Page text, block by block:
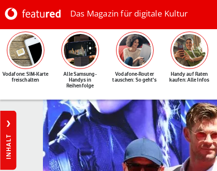
Das Magazin für digitale Kultur
Vodafone: SIM-Karte
freischalten
Alle Samsung-
Handys in
Reihenfolge
Vodafone-Router
tauschen: So geht's
Handy auf Raten
kaufen: Alle Infos
INHALT